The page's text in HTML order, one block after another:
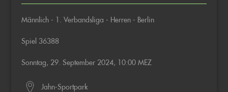
Männlich - 1. Verbandsliga - Herren - Berlin
Spiel 36388
Sonntag, 29. September 2024, 10:00 MEZ
Jahn-Sportpark